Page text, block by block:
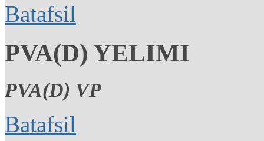
Batafsil
PVA(D) YELIMI
PVA(D) VP
Batafsil